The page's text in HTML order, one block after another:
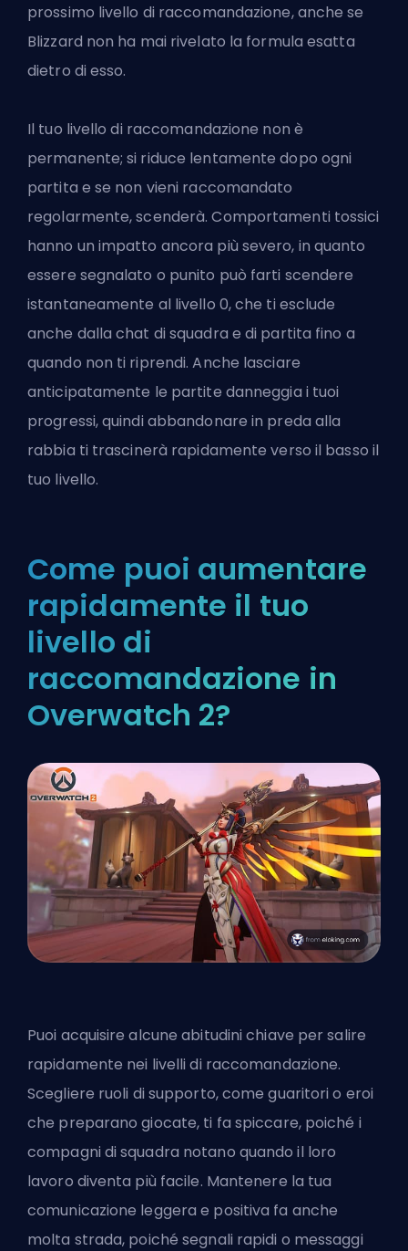
prossimo livello di raccomandazione, anche se
Blizzard non ha mai rivelato la formula esatta
dietro di esso.
Il tuo livello di raccomandazione non è
permanente; si riduce lentamente dopo ogni
partita e se non vieni raccomandato
regolarmente, scenderà. Comportamenti tossici
hanno un impatto ancora più severo, in quanto
essere segnalato o punito può farti scendere
istantaneamente al livello 0, che ti esclude
anche dalla chat di squadra e di partita fino a
quando non ti riprendi. Anche lasciare
anticipatamente le partite danneggia i tuoi
progressi, quindi abbandonare in preda alla
rabbia ti trascinerà rapidamente verso il basso il
tuo livello.
Come puoi aumentare
rapidamente il tuo
livello di
raccomandazione in
Overwatch 2?
Puoi acquisire alcune abitudini chiave per salire
rapidamente nei livelli di raccomandazione.
Scegliere ruoli di supporto, come guaritori o eroi
che preparano giocate, ti fa spiccare, poiché i
compagni di squadra notano quando il loro
lavoro diventa più facile. Mantenere la tua
comunicazione leggera e positiva fa anche
molta strada, poiché segnali rapidi o messaggi